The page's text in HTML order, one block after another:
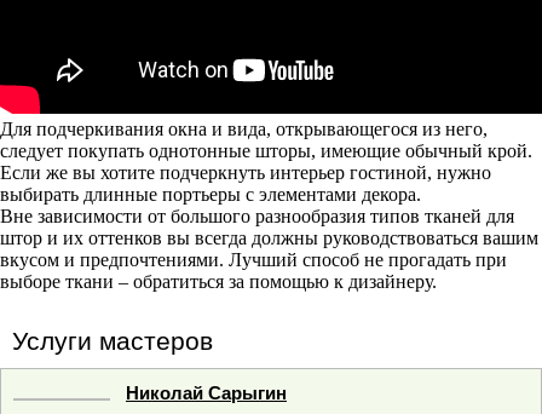
Для подчеркивания окна и вида, открывающегося из него,
следует покупать однотонные шторы, имеющие обычный крой.
Если же вы хотите подчеркнуть интерьер гостиной, нужно
выбирать длинные портьеры с элементами декора.
Вне зависимости от большого разнообразия типов тканей для
штор и их оттенков вы всегда должны руководствоваться вашим
вкусом и предпочтениями. Лучший способ не прогадать при
выборе ткани – обратиться за помощью к дизайнеру.
Услуги мастеров
Николай Сарыгин